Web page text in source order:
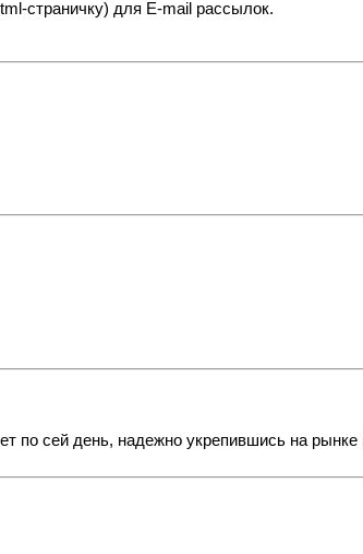
страничку) для E-mail рассылок.
по сей день, надежно укрепившись на